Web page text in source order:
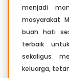
menjadi
masyarakat
buah hati
terbaik
sekaligus
keluarga,